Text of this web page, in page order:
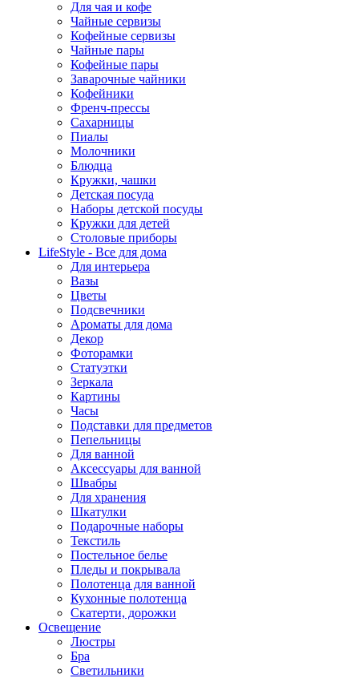
Для чая и кофе
Чайные сервизы
Кофейные сервизы
Чайные пары
Кофейные пары
Заварочные чайники
Кофейники
Френч-прессы
Сахарницы
Пиалы
Молочники
Блюдца
Кружки, чашки
Детская посуда
Наборы детской посуды
Кружки для детей
Столовые приборы
LifeStyle - Все для дома
Для интерьера
Вазы
Цветы
Подсвечники
Ароматы для дома
Декор
Фоторамки
Статуэтки
Зеркала
Картины
Часы
Подставки для предметов
Пепельницы
Для ванной
Аксессуары для ванной
Швабры
Для хранения
Шкатулки
Подарочные наборы
Текстиль
Постельное белье
Пледы и покрывала
Полотенца для ванной
Кухонные полотенца
Скатерти, дорожки
Освещение
Люстры
Бра
Светильники